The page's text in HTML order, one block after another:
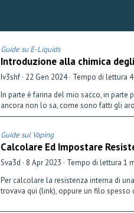
Guide su E-Liquids
Introduzione alla chimica
Iv3shf 22 Gen 2024 Tempo di lettura
In parte è farina del mio sacco, in parte
ancora non lo sa, come sono fatti gli
Guide sul Vaping
Calcolare Ed Impostare
Sva3d 8 Apr 2023 Tempo di lettura 1
Per calcolare la resistenza interna di
trovava qui (link), oppure un filo